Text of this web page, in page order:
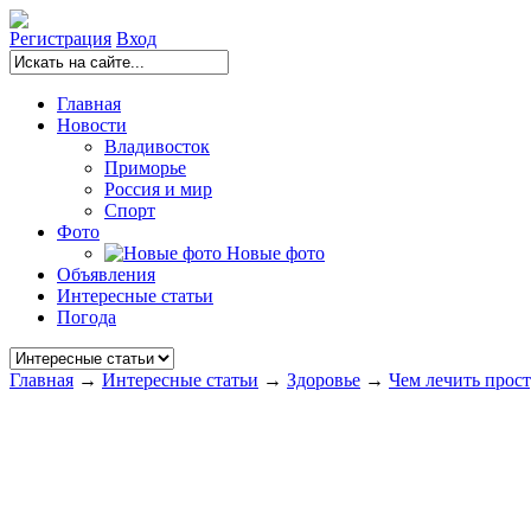
Регистрация Вход
Главная
Новости
Владивосток
Приморье
Россия и мир
Спорт
Фото
Новые фото
Объявления
Интересные статьи
Погода
Главная → Интересные статьи → Здоровье → Чем лечить